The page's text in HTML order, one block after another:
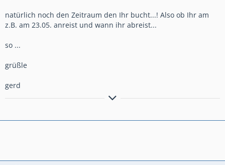
natürlich noch den Zeitraum den Ihr bucht...! Also ob Ihr am
z.B. am 23.05. anreist und wann ihr abreist...
so ...
grüßle
gerd
Bremsen macht die Felge dreckig!!!!!!!!!!!
Anders gesagt: Bremsen ist die Umwandlung hochwertiger